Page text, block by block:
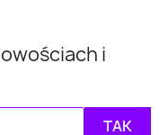
Bydgoszcz i